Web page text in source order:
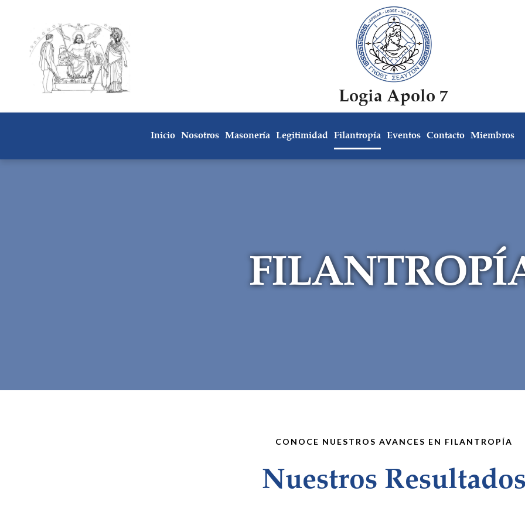
Logia Apolo 7
Inicio Nosotros Masonería Legitimidad Filantropía Eventos Contacto Miembros
CONOCE NUESTROS AVANCES EN FILANTROPÍA
Nuestros